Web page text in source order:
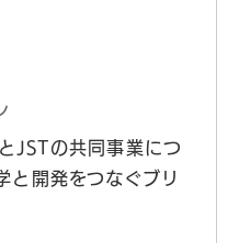
JSTの共同事業につ
と開発をつなぐブリ